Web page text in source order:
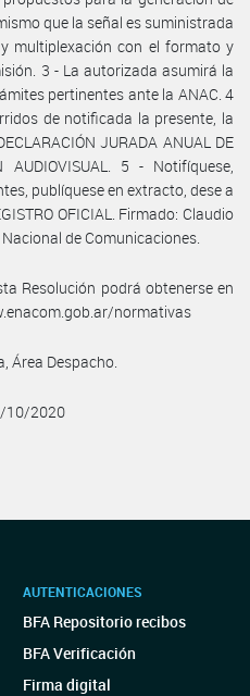
que la señal es suministrada
multiplexación con el formato y
3 - La autorizada asumirá la
pertinentes ante la ANAC. 4
de notificada la presente, la
JURADA ANUAL DE
AUDIOVISUAL. 5 - Notifíquese,
publíquese en extracto, dese a
OFICIAL. Firmado: Claudio
de Comunicaciones.
Resolución podrá obtenerse en
normativas
Área Despacho.
10/2020
AUTENTICACIONES
BFA Repositorio recibos
BFA Verificación
Firma digital